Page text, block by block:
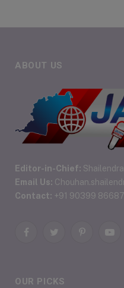
ABOUT US
Editor-in-Chief:
Email Us:
Contact: +91 90399 86687
FacebookTwitterPinterest
OUR PICKS